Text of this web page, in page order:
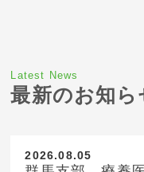
Latest News
最新のお知ら
2026.08.05